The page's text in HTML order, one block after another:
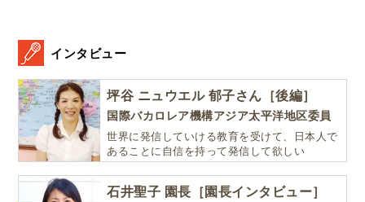
インタビュー
坪谷 ニュウエル 郁子さん［後編］
国際バカロレア機構アジア太平洋地区委員
世界に発信していける教育を受けて、日本人で
あることに自信を持って発信して欲しい
石井聖子 園長［園長インタビュー］